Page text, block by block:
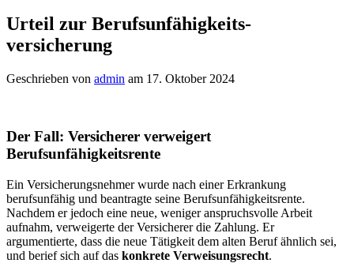
Urteil zur Berufsunfähigkeits­­
versicherung
Geschrieben von admin am 17. Oktober 2024
Der Fall: Versicherer verweigert
Berufsunfähigkeitsrente
Ein Versicherungsnehmer wurde nach einer Erkrankung
berufsunfähig und beantragte seine Berufsunfähigkeitsrente.
Nachdem er jedoch eine neue, weniger anspruchsvolle Arbeit
aufnahm, verweigerte der Versicherer die Zahlung. Er
argumentierte, dass die neue Tätigkeit dem alten Beruf ähnlich sei,
und berief sich auf das konkrete Verweisungsrecht.